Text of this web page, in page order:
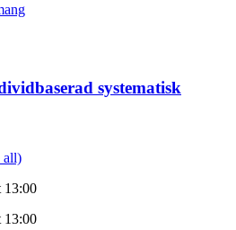
systematisk
all)
13:00
13:00